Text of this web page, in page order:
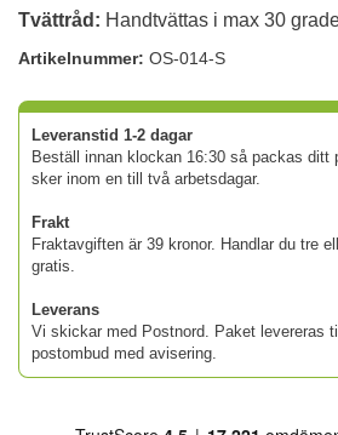
Tvättråd: Handtvättas i max 30
Artikelnummer: OS-014-S
Leveranstid 1-2 dagar
Beställ innan klockan 16:30 så packas ditt
sker inom en till två arbetsdagar.
Frakt
Fraktavgiften är 39 kronor. Handlar du tre
gratis.
Leverans
Vi skickar med Postnord. Paket levereras
postombud med avisering.